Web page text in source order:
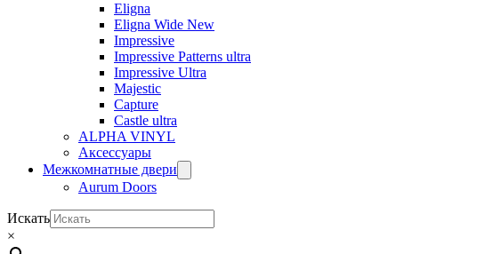
Eligna
Eligna Wide New
Impressive
Impressive Patterns ultra
Impressive Ultra
Majestic
Capture
Castle ultra
ALPHA VINYL
Аксессуары
Межкомнатные двери
Aurum Doors
Искать
×